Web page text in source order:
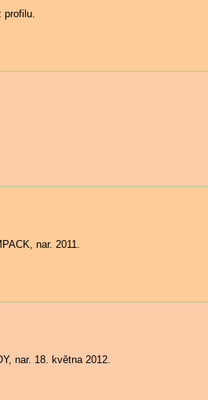
nar. 2011.
nar. 18. května 2012.